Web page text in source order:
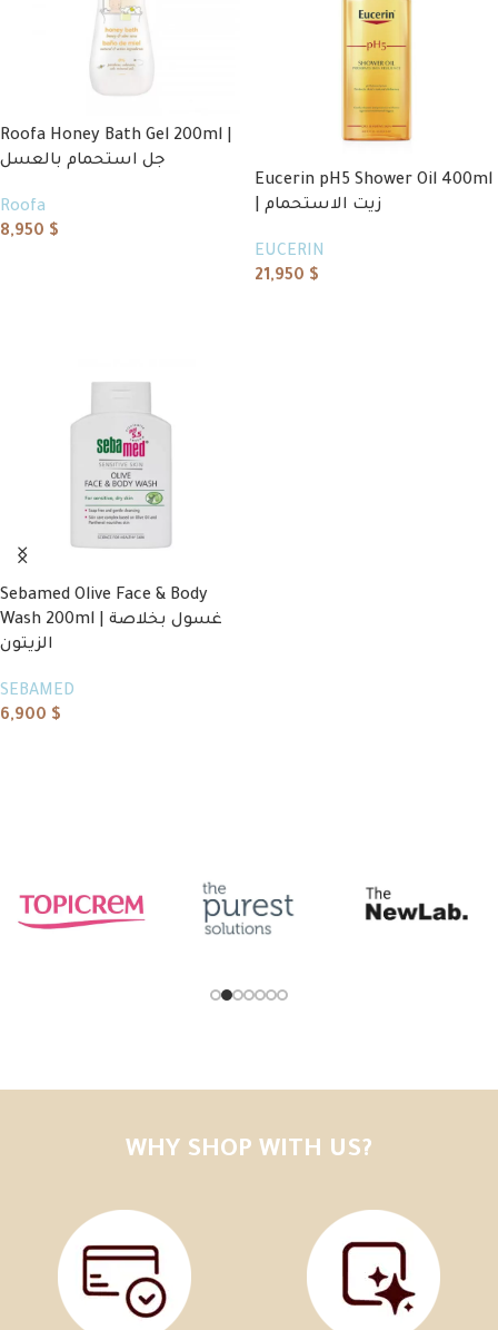
Roofa Honey Bath Gel 200ml |
جل استحمام بالعسل
Roofa
8,950 $
Eucerin pH5 Shower Oil 400ml
| زيت الاستحمام
EUCERIN
21,950 $
Sebamed Olive Face & Body
Wash 200ml | غسول بخلاصة
الزيتون
SEBAMED
6,900 $
WHY SHOP WITH US?